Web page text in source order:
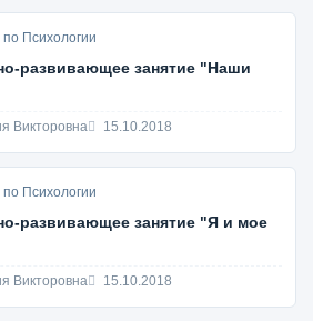
по Психологии
развивающее занятие "Наши
Викторовна 15.10.2018
по Психологии
развивающее занятие "Я и мое
Викторовна 15.10.2018